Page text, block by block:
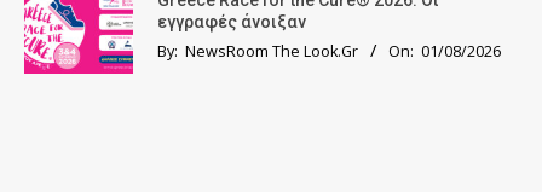
εγγραφές άνοιξαν
By: NewsRoom The Look.Gr On: 01/08/2026